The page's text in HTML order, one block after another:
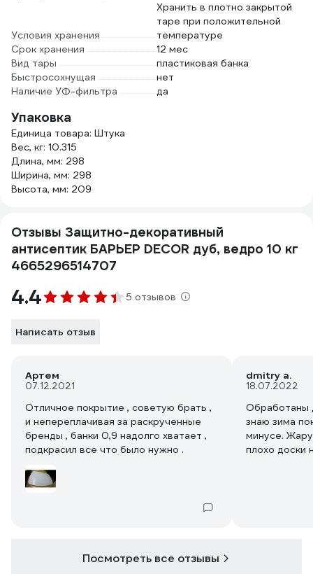
Условия хранения
Хранить в плотно закрытой
таре при положительной
температуре
Срок хранения
12 мес
Вид тары
пластиковая банка
Быстросохнущая
нет
Наличие УФ-фильтра
да
Упаковка
Единица товара: Штука
Вес, кг: 10.315
Длина, мм: 298
Ширина, мм: 298
Высота, мм: 209
Отзывы Защитно-декоративный
антисептик БАРЬЕР DECOR дуб, ведро 10 кг
4665296514707
4.4 5 отзывов
Написать отзыв
Артем
07.12.2021
Отличное покрытие , советую брать ,
и непереплачивая за раскрученные
бренды , банки 0,9 надолго хватает ,
подкрасил все что было нужно .
dmitry a.
18.07.2022
Обработаны
знаю зима
минусе.
плохо доски
Посмотреть все отзывы